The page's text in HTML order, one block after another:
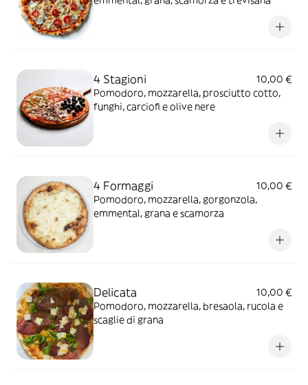
4 Stagioni
10,00 €
Pomodoro, mozzarella, prosciutto cotto,
funghi, carciofi e olive nere
4 Formaggi
10,00 €
Pomodoro, mozzarella, gorgonzola,
emmental, grana e scamorza
Delicata
10,00 €
Pomodoro, mozzarella, bresaola, rucola e
scaglie di grana